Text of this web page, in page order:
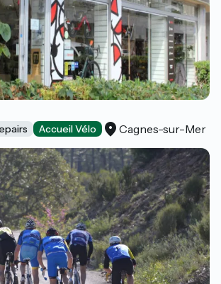
Accueil Vélo Cagnes-sur-Mer